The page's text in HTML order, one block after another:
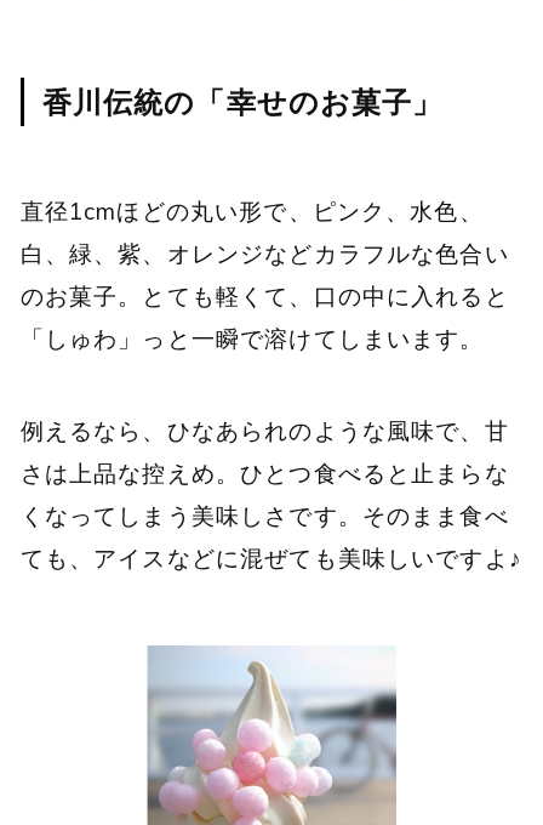
香川伝統の「幸せのお菓子」
直径1cmほどの丸い形で、ピンク、水色、
白、緑、紫、オレンジなどカラフルな色合い
のお菓子。とても軽くて、口の中に入れると
「しゅわ」っと一瞬で溶けてしまいます。
例えるなら、ひなあられのような風味で、甘
さは上品な控えめ。ひとつ食べると止まらな
くなってしまう美味しさです。そのまま食べ
ても、アイスなどに混ぜても美味しいですよ♪